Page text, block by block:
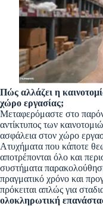
Πώς αλλάζει η
χώρο εργασίας;
Μεταφερόμαστε στο παρόν
αντίκτυπος των
ασφάλεια στον χώρο
Ατυχήματα που κάποτε
αποτρέπονται όλο και
συστήματα
πραγματικό χρόνο και
πρόκειται απλώς για
ολοκληρωτική